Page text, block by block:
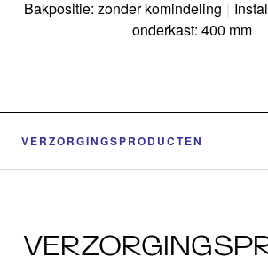
Bakpositie: zonder komindeling |
onderkast: 400 mm
VERZORGINGSPRODUCTEN